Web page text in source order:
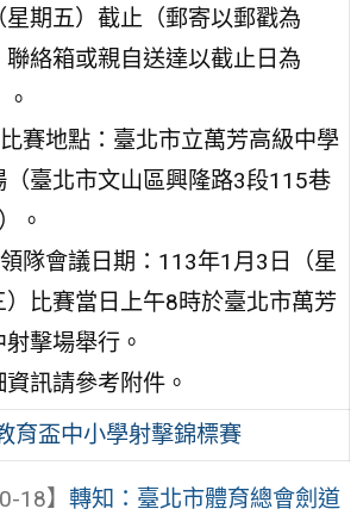
星期五）截止（郵寄以郵戳為
聯絡箱或親自送達以截止日為
賽地點：臺北市立萬芳高級中學
（臺北市文山區興隆路3段115巷
。
隊會議日期：113年1月3日（星
）比賽當日上午8時於臺北市萬芳
射擊場舉行。
資訊請參考附件。
育盃中小學射擊錦標賽
18】 轉知：臺北市體育總會劍道